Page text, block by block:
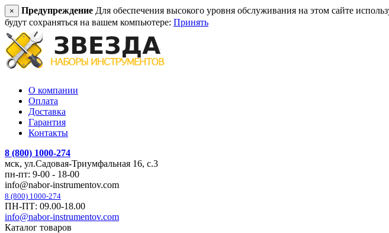
× Предупреждение Для обеспечения высокого уровня обслуживания на этом сайте
будут сохраняться на вашем компьютере: Принять
О компании
Оплата
Доставка
Гарантия
Контакты
8 (800) 1000-274
мск, ул.Садовая-Триумфальная 16, с.3
пн-пт: 9-00 - 18-00
info@nabor-instrumentov.com
8 (800) 1000-274
ПН-ПТ: 09.00-18.00
info@nabor-instrumentov.com
Каталог товаров